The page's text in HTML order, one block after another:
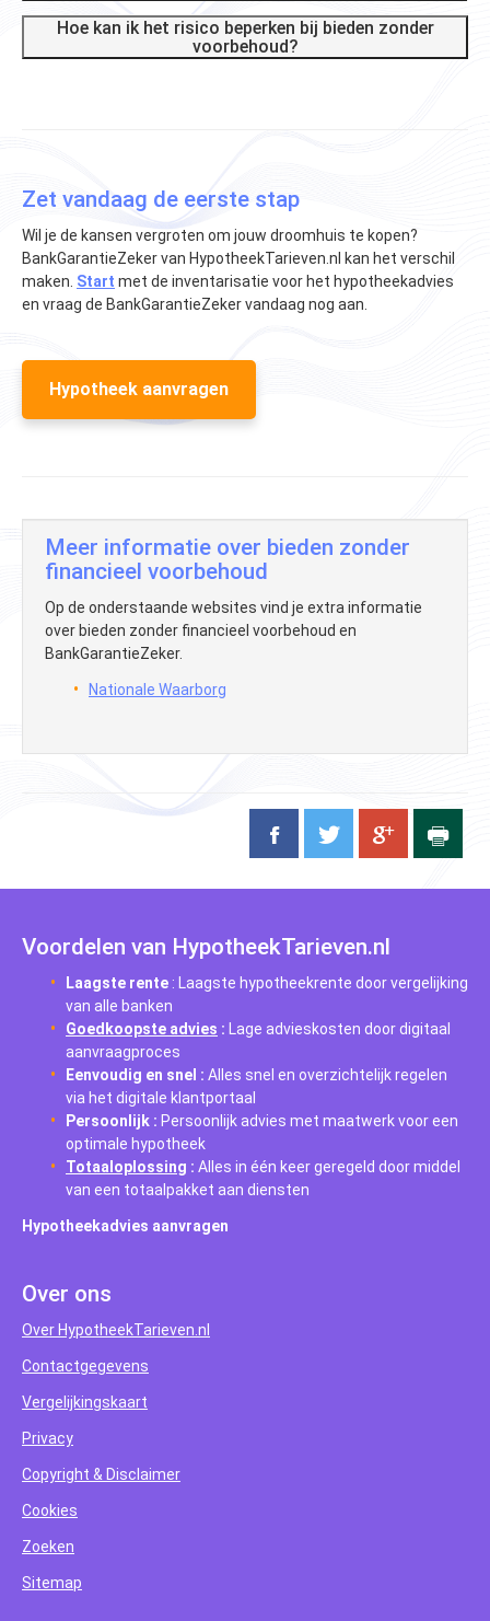
Hoe kan ik het risico beperken bij bieden zonder
voorbehoud?
Zet vandaag de eerste stap
Wil je de kansen vergroten om jouw droomhuis te kopen?
BankGarantieZeker van HypotheekTarieven.nl kan het verschil
maken. Start met de inventarisatie voor het hypotheekadvies
en vraag de BankGarantieZeker vandaag nog aan.
Hypotheek aanvragen
Meer informatie over bieden zonder
financieel voorbehoud
Op de onderstaande websites vind je extra informatie
over bieden zonder financieel voorbehoud en
BankGarantieZeker.
Nationale Waarborg
Voordelen van HypotheekTarieven.nl
Laagste rente : Laagste hypotheekrente door vergelijking
van alle banken
Goedkoopste advies : Lage advieskosten door digitaal
aanvraagproces
Eenvoudig en snel : Alles snel en overzichtelijk regelen
via het digitale klantportaal
Persoonlijk : Persoonlijk advies met maatwerk voor een
optimale hypotheek
Totaaloplossing : Alles in één keer geregeld door middel
van een totaalpakket aan diensten
Hypotheekadvies aanvragen
Over ons
Over HypotheekTarieven.nl
Contactgegevens
Vergelijkingskaart
Privacy
Copyright & Disclaimer
Cookies
Zoeken
Sitemap